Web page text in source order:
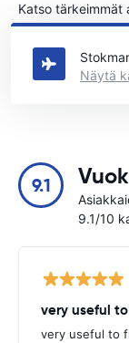
Katso tärkeimmät
Stokmarknes
Näytä
9.1
9.1/10
very useful
very useful to